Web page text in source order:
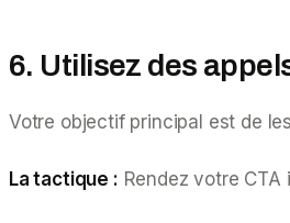
6. Utilisez des
Votre objectif principal est de
La tactique : Rendez votre CTA